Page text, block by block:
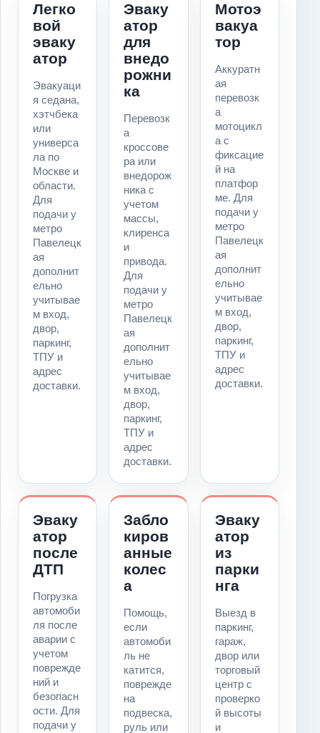
Легко
вой
эваку
атор
Эвакуаци
я седана,
хэтчбека
или
универса
ла по
Москве и
области.
Для
подачи у
метро
Павелецк
ая
дополнит
ельно
учитывае
м вход,
двор,
паркинг,
ТПУ и
адрес
доставки.
Эваку
атор
для
внедо
рожни
ка
Перевозк
а
кроссове
ра или
внедорож
ника с
учетом
массы,
клиренса
и
привода.
Для
подачи у
метро
Павелецк
ая
дополнит
ельно
учитывае
м вход,
двор,
паркинг,
ТПУ и
адрес
доставки.
Мотоэ
вакуа
тор
Аккуратн
ая
перевозк
а
мотоцикл
а с
фиксацие
й на
платфор
ме. Для
подачи у
метро
Павелецк
ая
дополнит
ельно
учитывае
м вход,
двор,
паркинг,
ТПУ и
адрес
доставки.
Эваку
атор
после
ДТП
Погрузка
автомоби
ля после
аварии с
учетом
поврежде
ний и
безопасн
ости. Для
подачи у
Забло
киров
анные
колес
а
Помощь,
если
автомоби
ль не
катится,
поврежде
на
подвеска,
руль или
Эваку
атор
из
парки
нга
Выезд в
паркинг,
гараж,
двор или
торговый
центр с
проверко
й высоты
и